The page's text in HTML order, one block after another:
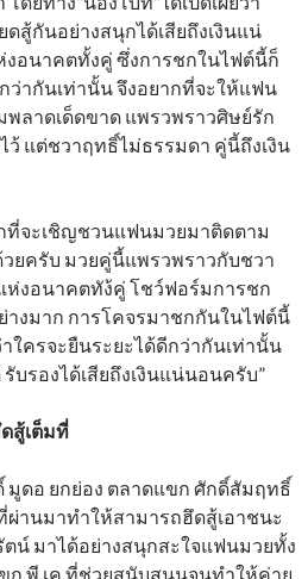
สู้กันอย่างสนุกได้เสียถึงเงินแน่
งอนาคตทั้งคู่ ซึ่งการชกในไฟต์นี้ก็
ว่ากันเท่านั้น จึงอยากที่จะให้แฟน
ลาดเด็ดขาด แพรวพราวศิษย์รัก
ว้ แต่ชวาฤทธิ์ไม่ธรรมดา คู่นี้ถึงเงิน
ที่จะเชิญชวนแฟนมวยมาติดตาม
ยครับ มวยคู่นี้แพรวพราวกับชวา
งอนาคตทัง้คู่ โชว์ฟอร์มการชก
างมาก การโคจรมาชกกันในไฟต์นี้
ใครจะยืนระยะได้ดีกว่ากันเท่านั้น
รองได้เสียถึงเงินแน่นอนครับ”
สู้เต็มที่
มูดอ ยกย่อง ตลาดแขก ศักดิ์สัมฤทธิ์
านมาทำให้สามารถฮึดสู้เอาชนะ
น์ มาได้อย่างสนุกสะใจแฟนมวยทั้ง
พี.เค.ที่ช่วยสนับสนุนจนทำให้ค่าย